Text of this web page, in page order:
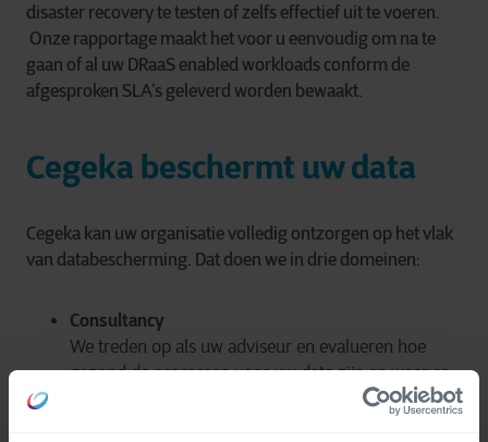
disaster recovery te testen of zelfs effectief uit te voeren.
Onze rapportage maakt het voor u eenvoudig om na te
gaan of al uw DRaaS enabled workloads conform de
afgesproken SLA’s geleverd worden bewaakt.
Cegeka beschermt uw data
Cegeka kan uw organisatie volledig ontzorgen op het vlak
van databescherming. Dat doen we in drie domeinen:
Consultancy
We treden op als uw adviseur en evalueren hoe
gezond de processen voor uw data zijn en waar er